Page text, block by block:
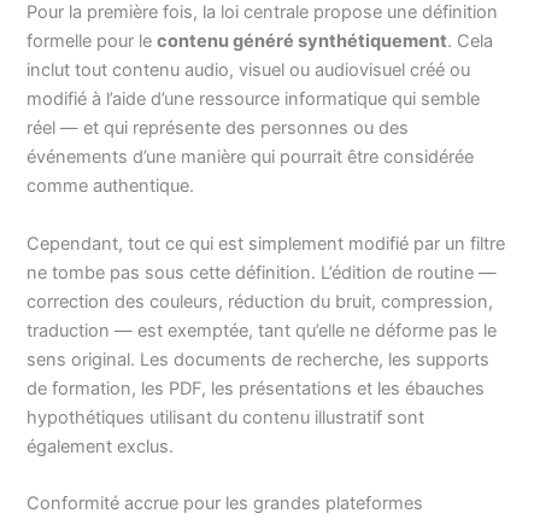
Pour la première fois, la loi centrale propose une définition
formelle pour lecontenu généré synthétiquement. Cela
inclut tout contenu audio, visuel ou audiovisuel créé ou
modifié à l’aide d’une ressource informatique qui semble
réel — et qui représente des personnes ou des
événements d’une manière qui pourrait être considérée
comme authentique.
Cependant, tout ce qui est simplement modifié par un filtre
ne tombe pas sous cette définition. L’édition de routine —
correction des couleurs, réduction du bruit, compression,
traduction — est exemptée, tant qu’elle ne déforme pas le
sens original. Les documents de recherche, les supports
de formation, les PDF, les présentations et les ébauches
hypothétiques utilisant du contenu illustratif sont
également exclus.
Conformité accrue pour les grandes plateformes